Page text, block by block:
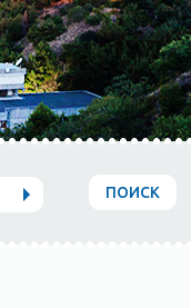
ПОИСК